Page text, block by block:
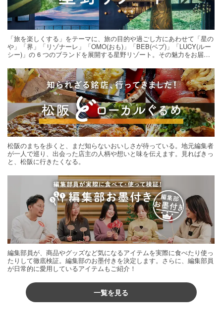
「旅を楽しくする」をテーマに、旅の目的や過ごし方にあわせて「星の
や」「界」「リゾナーレ」「OMO(おも)」「BEB(ベブ)」「LUCY(ルー
シー)」の 6 つのブランドを展開する星野リゾート。その魅力をお届け
松阪のまちを歩くと、まだ知らないおいしさが待っている。地元編集者
が一人で巡り、出会った店主の人柄や想いと味を伝えます。見ればきっ
と、松阪に行きたくなる。
編集部員が、商品やグッズなど気になるアイテムを実際に食べたり使っ
たりして徹底検証。編集部のお墨付きを決定します。さらに、編集部員
が日常的に愛用しているアイテムもご紹介！
一覧を見る